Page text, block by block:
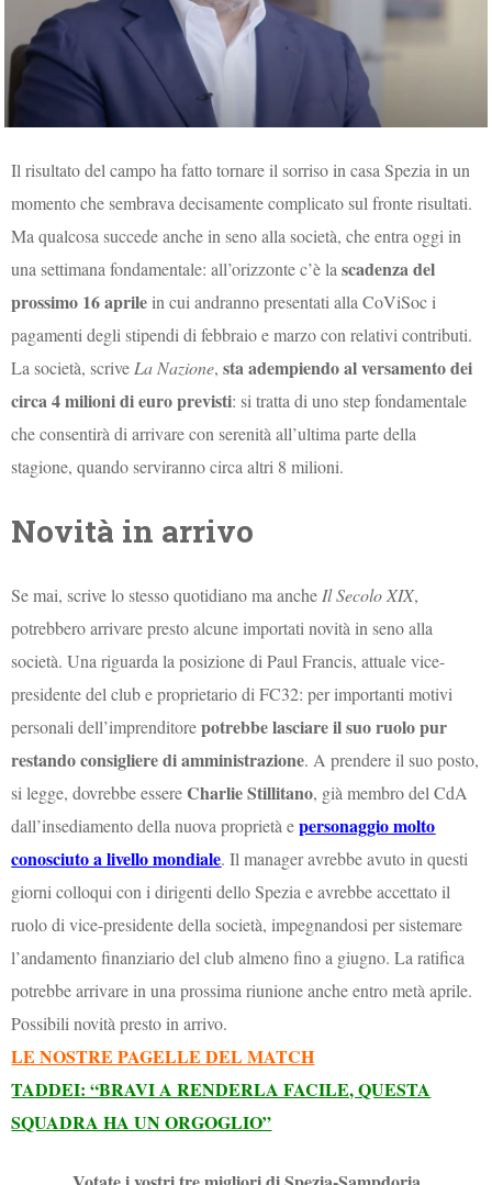
Il risultato del campo ha fatto tornare il sorriso in casa Spezia in un
momento che sembrava decisamente complicato sul fronte risultati.
Ma qualcosa succede anche in seno alla società, che entra oggi in
una settimana fondamentale: all’orizzonte c’è lascadenza del
prossimo 16 aprile in cui andranno presentati alla CoViSoc i
pagamenti degli stipendi di febbraio e marzo con relativi contributi.
La società, scrive La Nazione,sta adempiendo al versamento dei
circa 4 milioni di euro previsti: si tratta di uno step fondamentale
che consentirà di arrivare con serenità all’ultima parte della
stagione, quando serviranno circa altri 8 milioni.
Novità in arrivo
Se mai, scrive lo stesso quotidiano ma anche Il Secolo XIX,
potrebbero arrivare presto alcune importati novità in seno alla
società. Una riguarda la posizione di Paul Francis, attuale vice-
presidente del club e proprietario di FC32: per importanti motivi
personali dell’imprenditorepotrebbe lasciare il suo ruolo pur
restando consigliere di amministrazione. A prendere il suo posto,
si legge, dovrebbe essereCharlie Stillitano, già membro del CdA
dall’insediamento della nuova proprietà epersonaggio molto
conosciuto a livello mondiale. Il manager avrebbe avuto in questi
giorni colloqui con i dirigenti dello Spezia e avrebbe accettato il
ruolo di vice-presidente della società, impegnandosi per sistemare
l’andamento finanziario del club almeno fino a giugno. La ratifica
potrebbe arrivare in una prossima riunione anche entro metà aprile.
Possibili novità presto in arrivo.
LE NOSTRE PAGELLE DEL MATCH
TADDEI: “BRAVI A RENDERLA FACILE, QUESTA
SQUADRA HA UN ORGOGLIO”